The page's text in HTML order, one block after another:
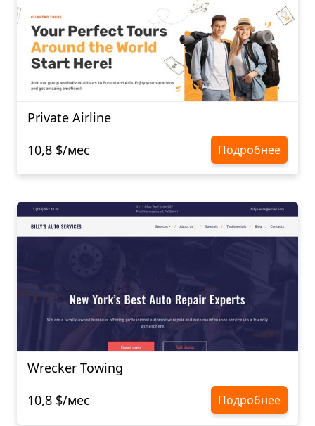
Private Airline
10,8 $/мес
Подробнее
Wrecker Towing
10,8 $/мес
Подробнее